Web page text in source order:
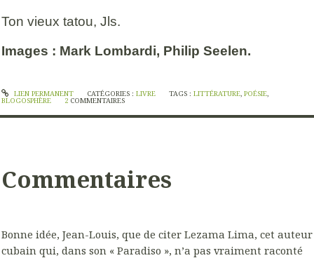
Ton vieux tatou, Jls.
Images : Mark Lombardi, Philip Seelen.
LIEN PERMANENT CATÉGORIES : LIVRE TAGS :LITTÉRATURE,POÉSIE,
BLOGOSPHÈRE 2 COMMENTAIRES
Commentaires
Bonne idée, Jean-Louis, que de citer Lezama Lima, cet auteur
cubain qui, dans son « Paradiso », n’a pas vraiment raconté